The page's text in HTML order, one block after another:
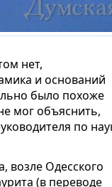
нет,
и оснований
было похоже
мог объяснить,
по
возле Одесского
(в переводе